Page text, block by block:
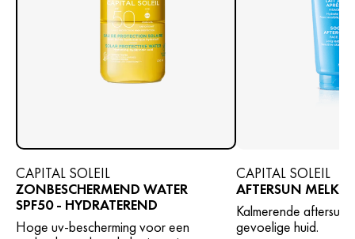
CAPITAL SOLEIL
ZONBESCHERMEND WATER
SPF50 - HYDRATEREND
Hoge uv-bescherming voor een
CAPITAL SOLEIL
AFTERSUN MELK
Kalmerende aftersun
gevoelige huid.